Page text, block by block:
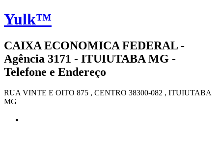
Yulk™
CAIXA ECONOMICA FEDERAL -
Agência 3171 - ITUIUTABA MG -
Telefone e Endereço
RUA VINTE E OITO 875 , CENTRO 38300-082 , ITUIUTABA
MG